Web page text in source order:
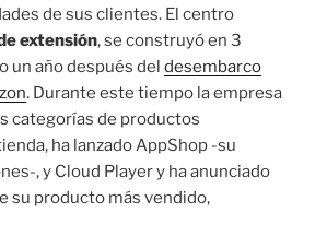
de sus clientes. El centro
extensión, se construyó en 3
un año después del desembarco
. Durante este tiempo la empresa
categorías de productos
ha lanzado AppShop -su
, y Cloud Player y ha anunciado
su producto más vendido,